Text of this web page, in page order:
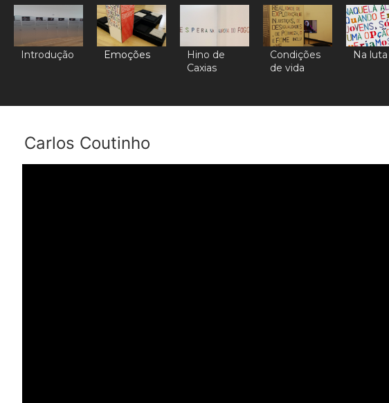
Introdução Emoções
Hino de
Caxias
Condições
de vida
Na luta
Carlos Coutinho